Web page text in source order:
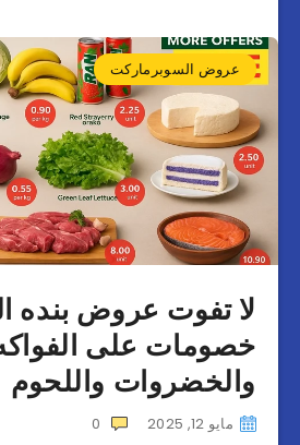
عروض السوبرماركت
لا تفوت عروض بنده
خصومات على
والخضروات واللحوم
مايو 12, 2025 0